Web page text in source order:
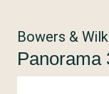
Bowers &
Panorama